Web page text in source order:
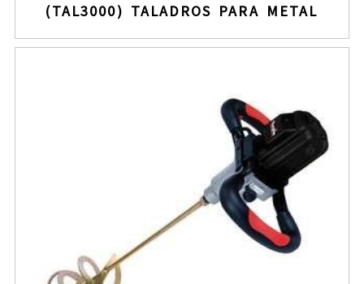
(TAL3000) TALADROS PARA METAL